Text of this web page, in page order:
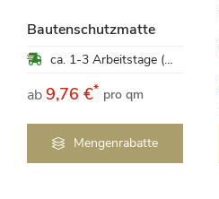
Bautenschutzmatte
ca. 1-3 Arbeitstage (Mo-Fr)
ab9,76 €* pro qm
Mengenrabatte